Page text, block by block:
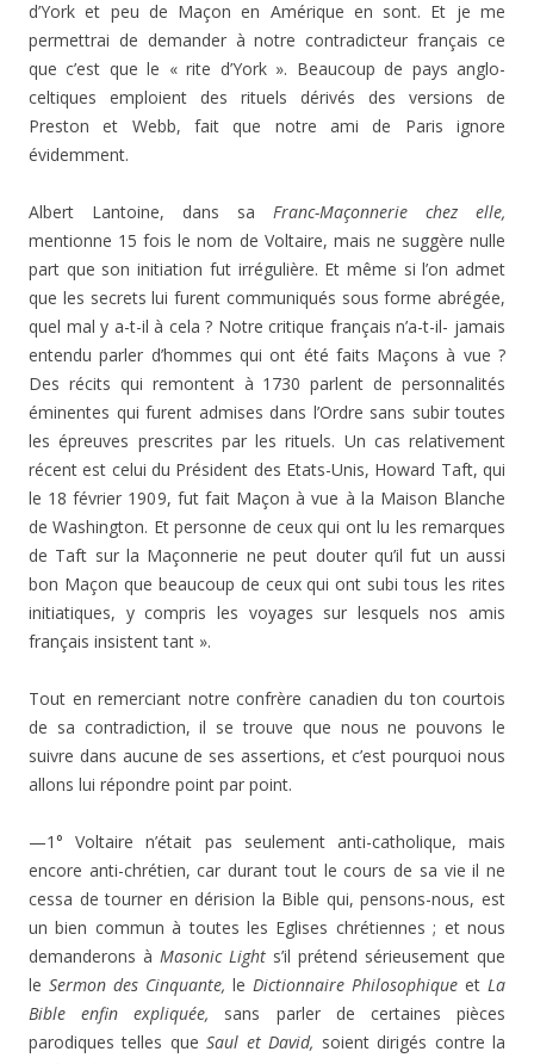
d’York et peu de Maçon en Amérique en sont. Et je me
permettrai de demander à notre contradicteur français ce
que c’est que le « rite d’York ». Beaucoup de pays anglo-
celtiques emploient des rituels dérivés des versions de
Preston et Webb, fait que notre ami de Paris ignore
évidemment.
Albert Lantoine, dans sa Franc-Maçonnerie chez elle,
mentionne 15 fois le nom de Voltaire, mais ne suggère nulle
part que son initiation fut irrégulière. Et même si l’on admet
que les secrets lui furent communiqués sous forme abrégée,
quel mal y a-t-il à cela ? Notre critique français n’a-t-il- jamais
entendu parler d’hommes qui ont été faits Maçons à vue ?
Des récits qui remontent à 1730 parlent de personnalités
éminentes qui furent admises dans l’Ordre sans subir toutes
les épreuves prescrites par les rituels. Un cas relativement
récent est celui du Président des Etats-Unis, Howard Taft, qui
le 18 février 1909, fut fait Maçon à vue à la Maison Blanche
de Washington. Et personne de ceux qui ont lu les remarques
de Taft sur la Maçonnerie ne peut douter qu’il fut un aussi
bon Maçon que beaucoup de ceux qui ont subi tous les rites
initiatiques, y compris les voyages sur lesquels nos amis
français insistent tant ».
Tout en remerciant notre confrère canadien du ton courtois
de sa contradiction, il se trouve que nous ne pouvons le
suivre dans aucune de ses assertions, et c’est pourquoi nous
allons lui répondre point par point.
—1° Voltaire n’était pas seulement anti-catho­lique, mais
encore anti-chrétien, car durant tout le cours de sa vie il ne
cessa de tourner en dérision la Bible qui, pensons-nous, est
un bien commun à toutes les Eglises chrétiennes ; et nous
demanderons à Masonic Light s’il prétend sérieuse­ment que
le Sermon des Cinquante, le Dictionnaire Philoso­phique et La
Bible enfin expliquée, sans parler de certaines pièces
parodiques telles queSaul et David, soient dirigés contre la